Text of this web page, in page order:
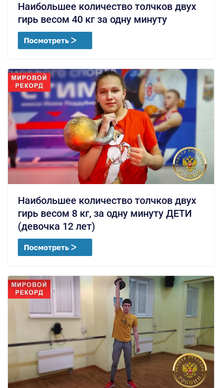
Наибольшее количество толчков двух
гирь весом 40 кг за одну минуту
Посмотреть ᐳ
Наибольшее количество толчков двух
гирь весом 8 кг, за одну минуту ДЕТИ
(девочка 12 лет)
Посмотреть ᐳ